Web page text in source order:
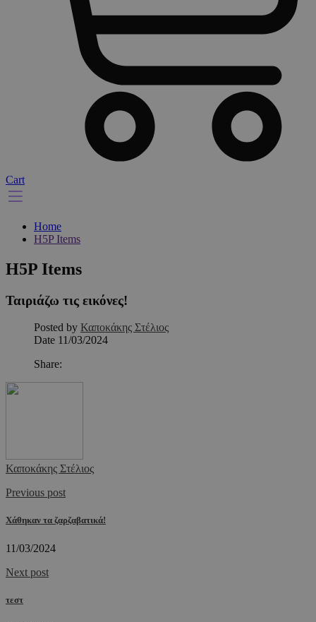
Cart
Home
H5P Items
H5P Items
Ταιριάζω τις εικόνες!
Posted by Καποκάκης Στέλιος
Date 11/03/2024
Share:
Καποκάκης Στέλιος
Previous post
Χάθηκαν τα ζαρζαβατικά!
11/03/2024
Next post
τεστ